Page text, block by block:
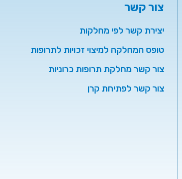
צור קשר
יצירת קשר לפי מחלקות
טופס המחלקה למיצוי זכויות לתרופות
צור קשר מחלקת תרופות כרוניות
צור קשר לפתיחת קרן